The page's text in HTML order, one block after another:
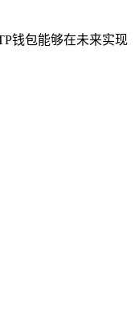
钱包能够在未来实现